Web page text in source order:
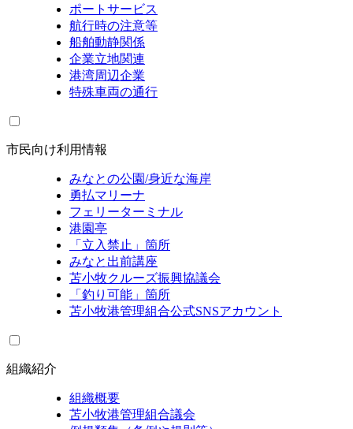
ポートサービス
航行時の注意等
船舶動静関係
企業立地関連
港湾周辺企業
特殊車両の通行
市民向け利用情報
みなとの公園/身近な海岸
勇払マリーナ
フェリーターミナル
港園亭
「立入禁止」箇所
みなと出前講座
苫小牧クルーズ振興協議会
「釣り可能」箇所
苫小牧港管理組合公式SNSアカウント
組織紹介
組織概要
苫小牧港管理組合議会